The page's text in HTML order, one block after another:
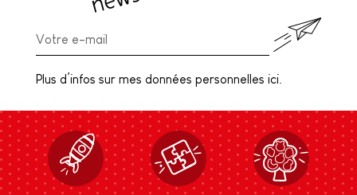
Plus d’infos sur mes données personnelles ici.